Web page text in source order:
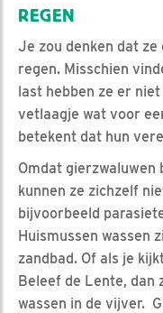
REGEN
Je zou denken dat
regen. Misschien
last hebben ze er
vetlaagje wat voor
betekent dat hun
Omdat gierzwaluwen
kunnen ze zichzelf
bijvoorbeeld
Huismussen wassen
zandbad. Of als je
Beleef de Lente, dan
wassen in de vijver.